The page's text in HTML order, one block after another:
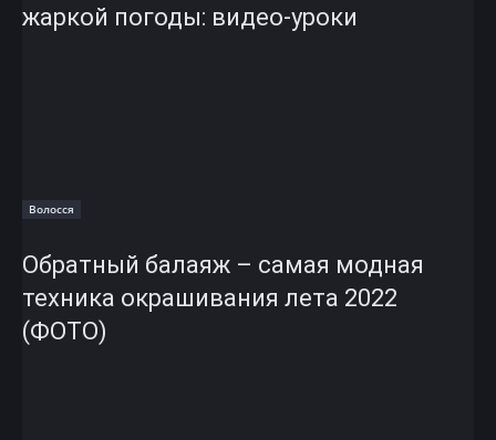
жаркой погоды: видео-уроки
Волосся
Обратный балаяж – самая модная
техника окрашивания лета 2022
(ФОТО)